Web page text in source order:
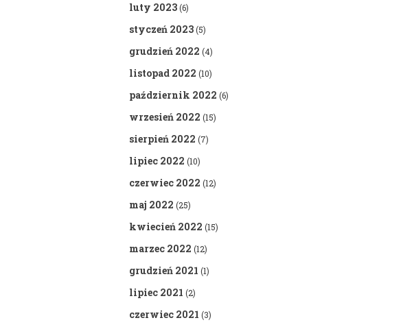
luty 2023(6)
styczeń 2023(5)
grudzień 2022 (4)
listopad 2022 (10)
październik 2022 (6)
wrzesień 2022 (15)
sierpień 2022 (7)
lipiec 2022 (10)
czerwiec 2022 (12)
maj 2022 (25)
kwiecień 2022 (15)
marzec 2022 (12)
grudzień 2021 (1)
lipiec 2021 (2)
czerwiec 2021 (3)